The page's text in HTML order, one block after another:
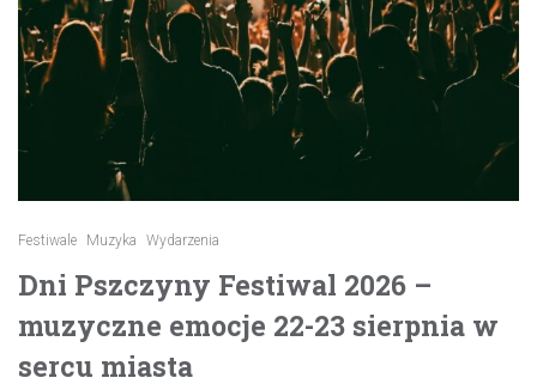
Festiwale Muzyka Wydarzenia
Dni Pszczyny Festiwal 2026 –
muzyczne emocje 22-23 sierpnia w
sercu miasta